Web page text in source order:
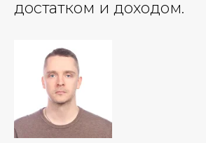
достатком и доходом.